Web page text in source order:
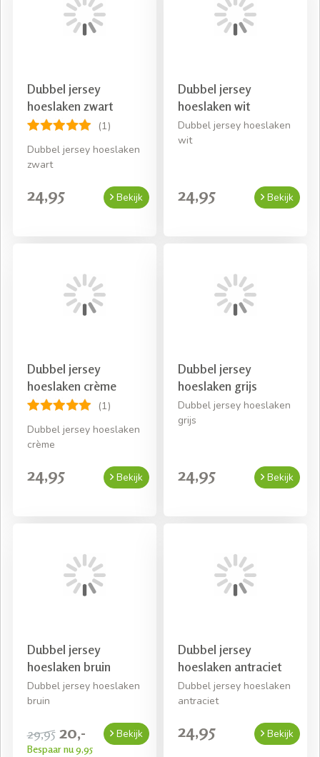
Snelle levering
Gratis bezorging bij een bestelling van € 50,- aan
Dubbel jersey
hoeslaken zwart
(1)
Dubbel jersey hoeslaken
zwart
24,95 Bekijk
Dubbel jersey
hoeslaken wit
Dubbel jersey hoeslaken
wit
24,95 Bekijk
Dubbel jersey
hoeslaken crème
(1)
Dubbel jersey hoeslaken
crème
24,95 Bekijk
Dubbel jersey
hoeslaken grijs
Dubbel jersey hoeslaken
grijs
24,95 Bekijk
Dubbel jersey
hoeslaken bruin
Dubbel jersey hoeslaken
bruin
29,95 20,-
Bespaar nu 9,95
Bekijk
Dubbel jersey
hoeslaken antraciet
Dubbel jersey hoeslaken
antraciet
24,95 Bekijk